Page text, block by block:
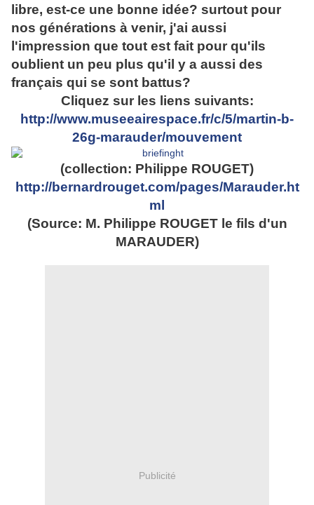
libre, est-ce une bonne idée? surtout pour
nos générations à venir, j'ai aussi
l'impression que tout est fait pour qu'ils
oublient un peu plus qu'il y a aussi des
français qui se sont battus?
Cliquez sur les liens suivants:
http://www.museeairespace.fr/c/5/martin-b-
26g-marauder/mouvement
(collection: Philippe ROUGET)
http://bernardrouget.com/pages/Marauder.ht
ml
(Source: M. Philippe ROUGET le fils d'un
MARAUDER)
Publicité